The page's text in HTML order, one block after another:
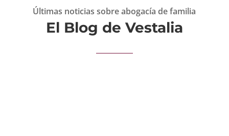
Últimas noticias sobre abogacía de familia
El Blog de Vestalia